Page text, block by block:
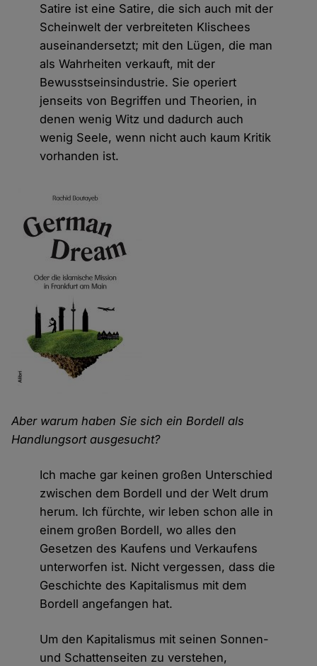
Satire ist eine Satire, die sich auch mit der
Scheinwelt der verbreiteten Klischees
auseinandersetzt; mit den Lügen, die man
als Wahrheiten verkauft, mit der
Bewusstseinsindustrie. Sie operiert
jenseits von Begriffen und Theorien, in
denen wenig Witz und dadurch auch
wenig Seele, wenn nicht auch kaum Kritik
vorhanden ist.
Aber warum haben Sie sich ein Bordell als
Handlungsort ausgesucht?
Ich mache gar keinen großen Unterschied
zwischen dem Bordell und der Welt drum
herum. Ich fürchte, wir leben schon alle in
einem großen Bordell, wo alles den
Gesetzen des Kaufens und Verkaufens
unterworfen ist. Nicht vergessen, dass die
Geschichte des Kapitalismus mit dem
Bordell angefangen hat.
Um den Kapitalismus mit seinen Sonnen-
und Schattenseiten zu verstehen,